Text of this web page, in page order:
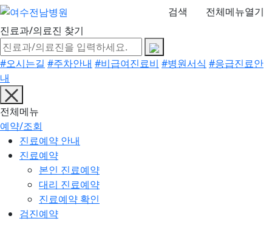
검색
전체메뉴열기
진료과/의료진 찾기
#오시는길 #주차안내 #비급여진료비 #병원서식 #응급진료안
내
전체메뉴
예약/조회
진료예약 안내
진료예약
본인 진료예약
대리 진료예약
진료예약 확인
검진예약